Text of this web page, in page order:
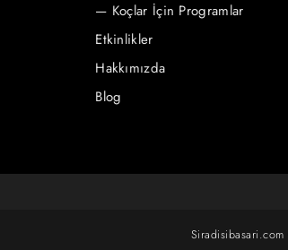
— Koçlar İçin Programlar
Etkinlikler
Hakkımızda
Blog
Siradisibasari.com